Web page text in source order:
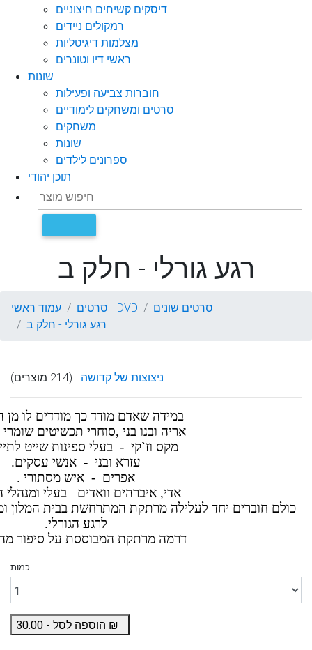
דיסקים קשיחים חיצוניים
רמקולים ניידים
מצלמות דיגיטליות
ראשי דיו וטונרים
שונות
חוברות צביעה ופעילות
סרטים ומשחקים לימודיים
משחקים
שונות
ספרונים לילדים
תוכן יהודי
רגע גורלי - חלק ב
עמוד ראשי סרטים - DVD
סרטים שונים
רגע גורלי - חלק ב
ניצוצות של קדושה (214 מוצרים)
במידה שאדם מודד כך מודדים לו מן
אריה ובנו בני ,סוחרי תכשיטים
מקס וז`קי - בעלי ספינות שייט
עזרא ובני - אנשי עסקים.
אפרים - איש מסתורי .
אדי, איברהים וואדים –בעלי ומנהלי
כולם חוברים יחד לעלילה מרתקת המתרחשת בבית המלון
לרגע הגורלי.
דרמה מרתקת המבוססת על סיפור
כמות:
הוספה לסל - 30.00